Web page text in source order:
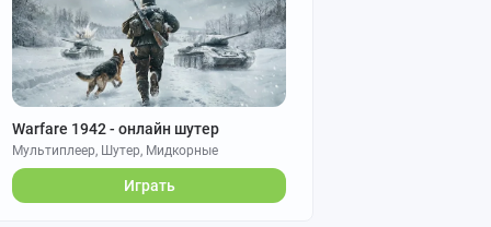
Warfare 1942 - онлайн шутер
Мультиплеер, Шутер, Мидкорные
Играть